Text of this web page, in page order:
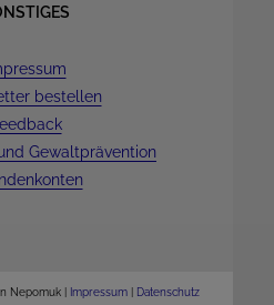
bestellen
Gewaltprävention
Nepomuk | Impressum Datenschutz